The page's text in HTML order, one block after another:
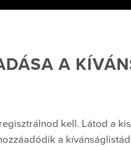
A
kell. Látod a
a